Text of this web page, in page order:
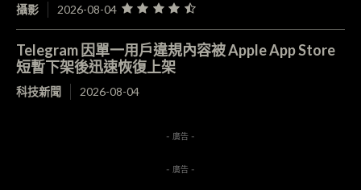
攝影 2026-08-04
Telegram 因單一用戶違規內容被 Apple App Store
短暫下架後迅速恢復上架
科技新聞 2026-08-04
- 廣告 -
- 廣告 -